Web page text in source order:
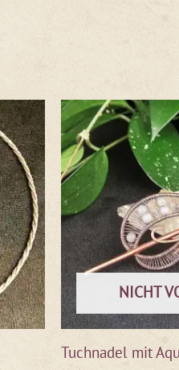
NICHT
Tuchnadel mit